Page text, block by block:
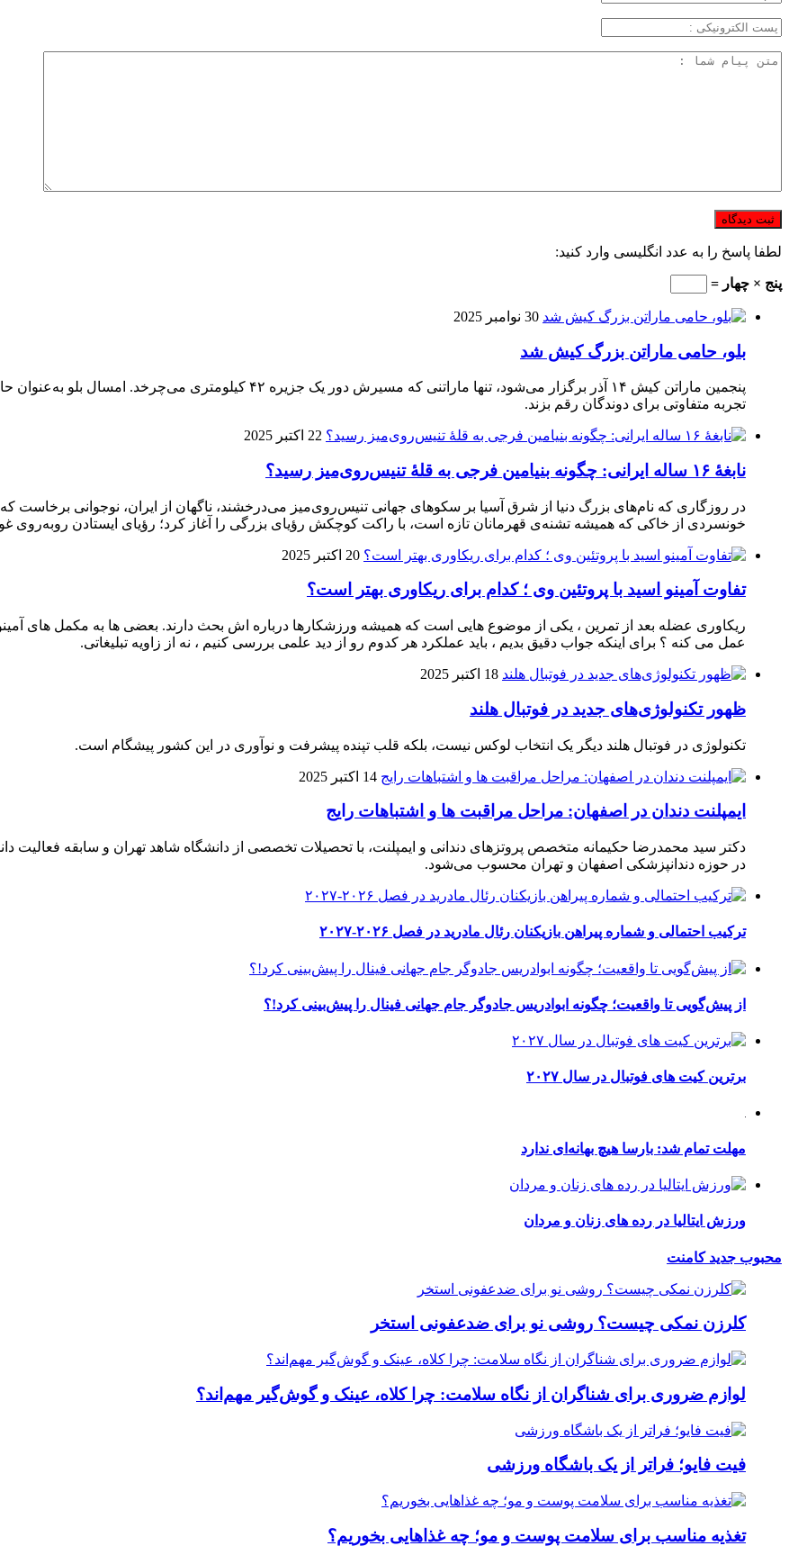
لطفا پاسخ را به عدد انگلیسی وارد کنید:
پنج × چهار =
30 نوامبر 2025
بلو، حامی ماراتن بزرگ کیش شد
پنجمین ماراتن کیش ۱۴ آذر برگزار می‌شود، تنها ماراتنی که مسیرش دور
تجربه متفاوتی برای دوندگان رقم بزند.
22 اکتبر 2025
نابغهٔ ۱۶ ساله ایرانی: چگونه بنیامین فرجی به قلهٔ تنیس‌روی‌میز رسید؟
در روزگاری که نام‌های بزرگ دنیا از شرق آسیا بر سکوهای جهانی تنیس‌روی‌میز می‌درخشند، ناگهان از ایران، نوجوانی برخاست
خونسردی از خاکی که همیشه تشنه‌ی قهرمانان تازه است، با راکت کوچکش رؤیای بزرگی را آغاز کرد؛ رؤیای ایستادن روبه‌روی
20 اکتبر 2025
تفاوت آمینو اسید با پروتئین وی ؛ کدام برای ریکاوری بهتر است؟
ریکاوری عضله بعد از تمرین ، یکی از موضوع‌ هایی‌ است که همیشه ورزشکارها درباره‌ اش بحث دارند. بعضی‌ ها به مکمل‌ های
عمل می‌ کنه ؟ برای اینکه جواب دقیق بدیم ، باید عملکرد هر کدوم رو از دید علمی بررسی کنیم ، نه از زاویه تبلیغاتی.
18 اکتبر 2025
ظهور تکنولوژی‌های جدید در فوتبال هلند
تکنولوژی در فوتبال هلند دیگر یک انتخاب لوکس نیست، بلکه قلب تپنده پیشرفت و نوآوری در این کشور پیشگام است.
14 اکتبر 2025
ایمپلنت دندان در اصفهان: مراحل مراقبت ها و اشتباهات رایج
دکتر سید محمدرضا حکیمانه متخصص پروتزهای دندانی و ایمپلنت، با تحصیلات تخصصی از دانشگاه شاهد تهران و سابقه فعالیت
در حوزه دندانپزشکی اصفهان و تهران محسوب می‌شود.
ترکیب احتمالی و شماره پیراهن بازیکنان رئال مادرید در فصل ۲۰۲۶-۲۰۲۷
از پیش‌گویی تا واقعیت؛ چگونه ابوادریس جادوگر جام جهانی فینال را پیش‌بینی کرد!؟
برترین کیت های فوتبال در سال ۲۰۲۷
مهلت تمام شد: بارسا هیچ بهانه‌‌ای ندارد
ورزش ایتالیا در رده های زنان و مردان
محبوب جدیدکامنت
کلرزن نمکی چیست؟ روشی نو برای ضدعفونی استخر
لوازم ضروری برای شناگران از نگاه سلامت: چرا کلاه، عینک و گوش‌گیر مهم‌اند؟
فیت ‌فایو؛ فراتر از یک باشگاه ورزشی
تغذیه مناسب برای سلامت پوست و مو؛ چه غذاهایی بخوریم؟